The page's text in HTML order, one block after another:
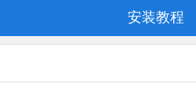
安装教程